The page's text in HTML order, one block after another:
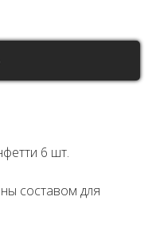
6 шт.
составом для